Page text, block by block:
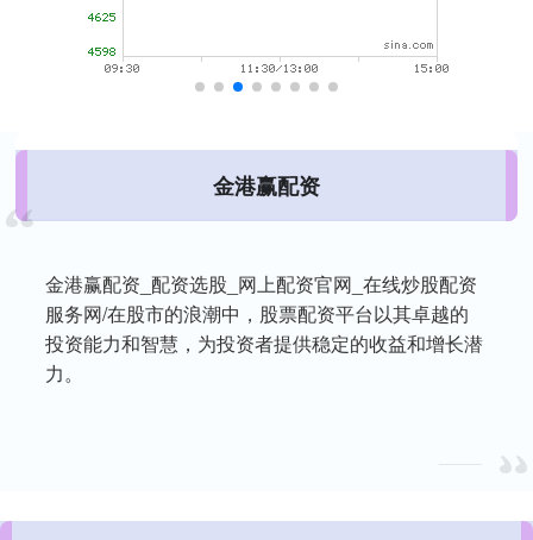
金港赢配资
金港赢配资_配资选股_网上配资官网_在线炒股配资
服务网/在股市的浪潮中，股票配资平台以其卓越的
投资能力和智慧，为投资者提供稳定的收益和增长潜
力。